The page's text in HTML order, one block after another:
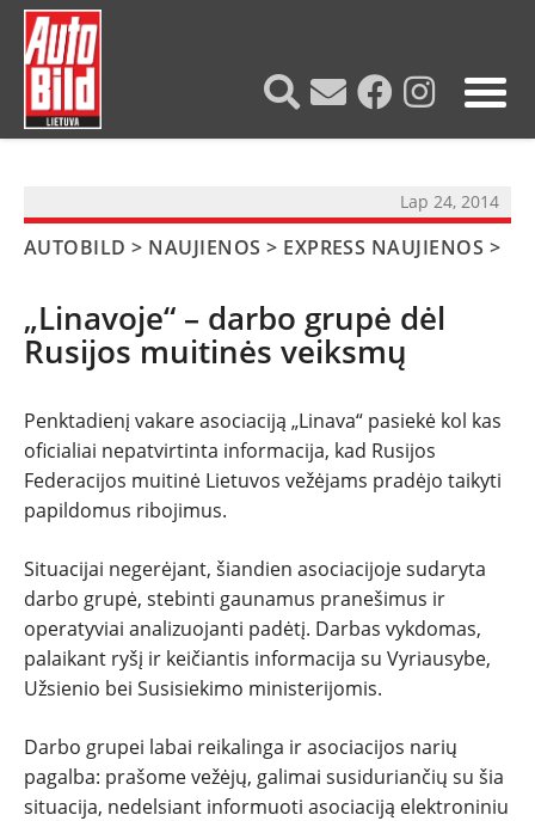
NAUJIENOS
TESTAI
NAUJI
NAUDOTI
REPORTAŽAI
SPORTAS
Lap 24, 2014
AUTOBILD > NAUJIENOS > EXPRESS NAUJIENOS >
„Linavoje“ – darbo grupė dėl
Rusijos muitinės veiksmų
Penktadienį vakare asociaciją „Linava“ pasiekė kol kas
oficialiai nepatvirtinta informacija, kad Rusijos
Federacijos muitinė Lietuvos vežėjams pradėjo taikyti
papildomus ribojimus.
Situacijai negerėjant, šiandien asociacijoje sudaryta
darbo grupė, stebinti gaunamus pranešimus ir
operatyviai analizuojanti padėtį. Darbas vykdomas,
palaikant ryšį ir keičiantis informacija su Vyriausybe,
Užsienio bei Susisiekimo ministerijomis.
Darbo grupei labai reikalinga ir asociacijos narių
pagalba: prašome vežėjų, galimai susiduriančių su šia
situacija, nedelsiant informuoti asociaciją elektroniniu